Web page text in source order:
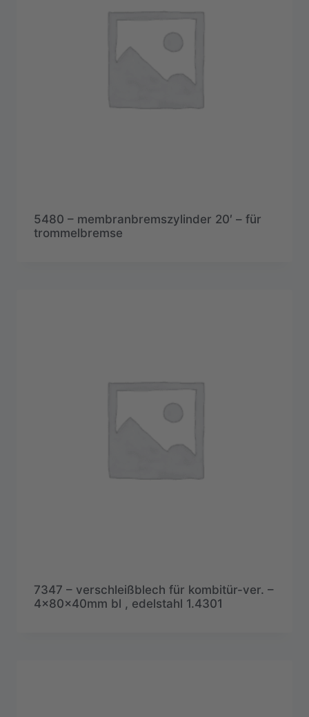
5480 – membranbremszylinder 20′ – für
trommelbremse
7347 – verschleißblech für kombitür-ver. –
4x80x40mm bl , edelstahl 1.4301